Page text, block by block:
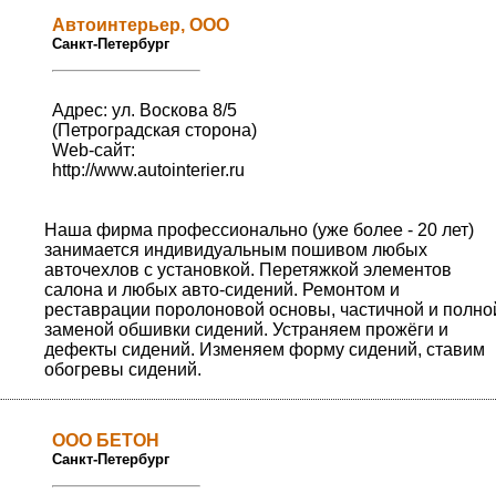
Автоинтерьер, ООО
Санкт-Петербург
Адрес: ул. Воскова 8/5
(Петроградская сторона)
Web-сайт:
http://www.autointerier.ru
Наша фирма профессионально (уже более - 20 лет)
занимается индивидуальным пошивом любых
авточехлов с установкой. Перетяжкой элементов
салона и любых авто-сидений. Ремонтом и
реставрации поролоновой основы, частичной и
заменой обшивки сидений. Устраняем прожёги и
дефекты сидений. Изменяем форму сидений, ставим
обогревы сидений.
ООО БЕТОН
Санкт-Петербург